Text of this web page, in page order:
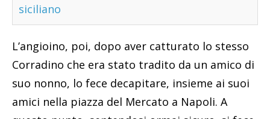
siciliano
L’angioino, poi, dopo aver catturato lo stesso
Corradino che era stato tradito da un amico di
suo nonno, lo fece decapitare, insieme ai suoi
amici nella piazza del Mercato a Napoli. A